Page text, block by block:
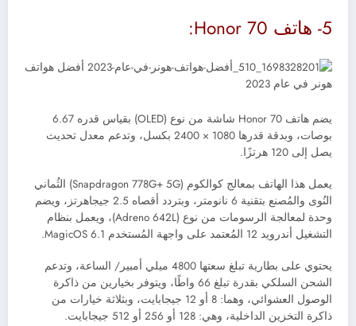
5- هاتف Honor 70:
يضم هاتف Honor 70 شاشة من نوع (OLED)
بقياس قدره 6.67
بوصات، وبدقة قدرها 1080 × 2400 بكسل، وتدعم معدل تحديث
يصل إلى 120 هرتزًا.
يعمل هذا الهاتف بمعالج كوالكوم (Snapdragon 778G+ 5G) الثُماني
النُوى والمُصنع بتقنية 6 نانومتر، وبتردد أقصاه 2.5 جيجاهرتز، ويضم
وحدة لمعالجة الرسومات من نوع (
Adreno 642L)، ويعمل بنظام
التشغيل أندرويد 12 المُعتمد على واجهة المُستخدم MagicOS 6.1.
يحتوي على بطارية تبلغ سعتها 4800 ميلي أمبير/ الساعة، وتدعم
الشحن السلكي بقدرة تبلغ 66 واطًا، ويتوفر بخيارين من ذاكرة
الوصول العشوائي، وهما: 8 أو 12 جيجابايت، وبثلاثة خيارات من
ذاكرة التخزين الداخلية، وهي: 128 أو 256 أو 512 جيجابايت.